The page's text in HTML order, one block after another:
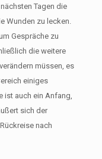
Tagen die
Wunden zu lecken.
Gespräche zu
die weitere
müssen, es
einiges
ist auch ein Anfang,
sich der
nach